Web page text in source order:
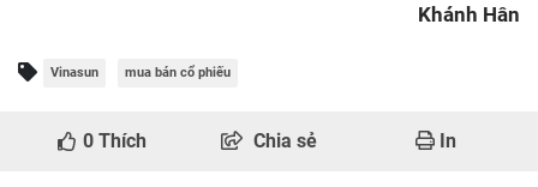
Khánh Hân
Vinasun mua bán cổ phiếu
0 Thích Chia sẻ In